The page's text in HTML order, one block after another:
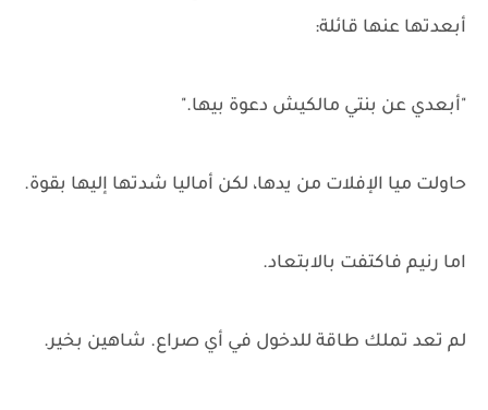
أبعدتها عنها قائلة:
"أبعدي عن بنتي مالكيش دعوة بيها."
حاولت ميا الإفلات من يدها، لكن أماليا شدتها إليها بقوة.
اما رنيم فاكتفت بالابتعاد.
لم تعد تملك طاقة للدخول في أي صراع. شاهين بخير.